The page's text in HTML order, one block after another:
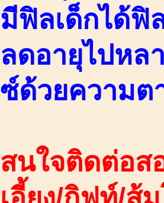
มีฟิลเด็กได้
ลดอายุไปหล
ซ์ด้วยความต
สนใจติดต่อส